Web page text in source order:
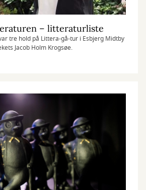
– litteraturliste
tre hold på Littera-gå-tur i Esbjerg Midtby
Jacob Holm Krogsøe.